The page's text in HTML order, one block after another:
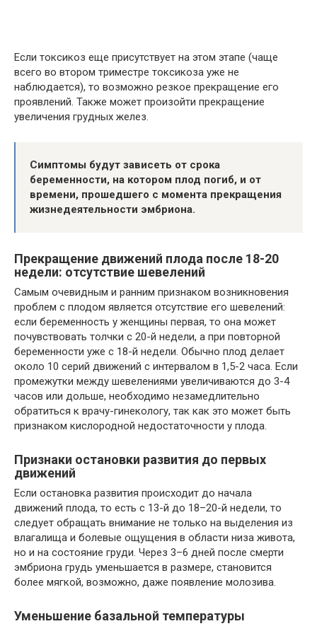
Если токсикоз еще присутствует на этом этапе (чаще
всего во втором триместре токсикоза уже не
наблюдается), то возможно резкое прекращение его
проявлений. Также может произойти прекращение
увеличения грудных желез.
Симптомы будут зависеть от срока
беременности, на котором плод погиб, и от
времени, прошедшего с момента прекращения
жизнедеятельности эмбриона.
Прекращение движений плода после 18-20
недели: отсутствие шевелений
Самым очевидным и ранним признаком возникновения
проблем с плодом является отсутствие его шевелений:
если беременность у женщины первая, то она может
почувствовать толчки с 20-й недели, а при повторной
беременности уже с 18-й недели. Обычно плод делает
около 10 серий движений с интервалом в 1,5-2 часа. Если
промежутки между шевелениями увеличиваются до 3-4
часов или дольше, необходимо незамедлительно
обратиться к врачу-гинекологу, так как это может быть
признаком кислородной недостаточности у плода.
Признаки остановки развития до первых
движений
Если остановка развития происходит до начала
движений плода, то есть с 13-й до 18–20-й недели, то
следует обращать внимание не только на выделения из
влагалища и болевые ощущения в области низа живота,
но и на состояние груди. Через 3–6 дней после смерти
эмбриона грудь уменьшается в размере, становится
более мягкой, возможно, даже появление молозива.
Уменьшение базальной температуры